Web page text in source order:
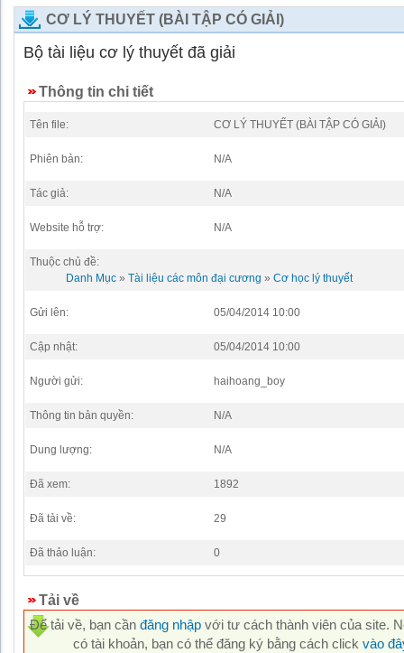
CƠ LÝ THUYẾT (BÀI TẬP CÓ GIẢI)
Bộ tài liệu cơ lý thuyết đã giải
Thông tin chi tiết
Tên file: CƠ LÝ THUYẾT (BÀI TẬP CÓ GIẢI)
Phiên bản: N/A
Tác giả: N/A
Website hỗ trợ: N/A
Thuộc chủ đề:
Danh Mục » Tài liệu các môn đại cương » Cơ học lý thuyết
Gửi lên: 05/04/2014 10:00
Cập nhật: 05/04/2014 10:00
Người gửi: haihoang_boy
Thông tin bản quyền: N/A
Dung lượng: N/A
Đã xem: 1892
Đã tải về: 29
Đã thảo luận: 0
Tải về
Để tải về, bạn cần đăng nhập với tư cách thành viên của site.
có tài khoản, bạn có thể đăng ký bằng cách click vào